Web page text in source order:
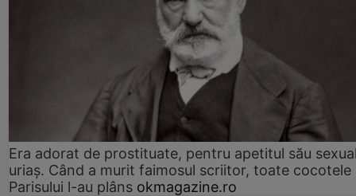
Era adorat de prostituate, pentru apetitul său
uriaș. Când a murit faimosul scriitor, toate cocotele
Parisului l-au plâns okmagazine.ro